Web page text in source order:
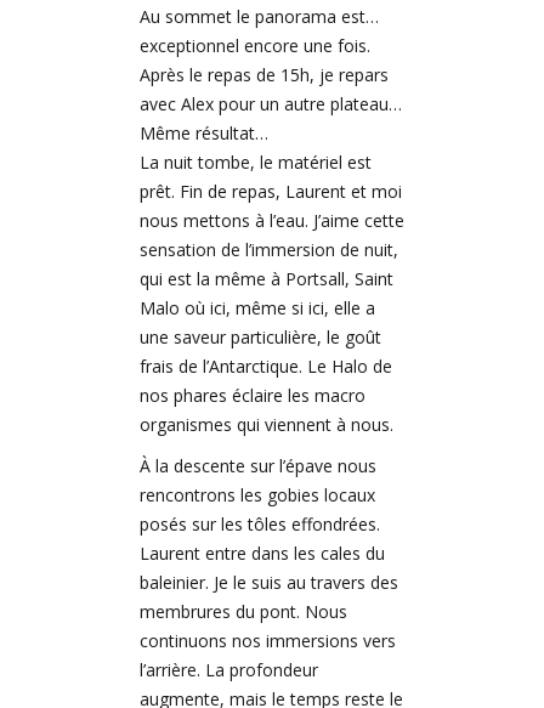
Au sommet le panorama est…
exceptionnel encore une fois.
Après le repas de 15h, je repars
avec Alex pour un autre plateau…
Même résultat…
La nuit tombe, le matériel est
prêt. Fin de repas, Laurent et moi
nous mettons à l’eau. J’aime cette
sensation de l’immersion de nuit,
qui est la même à Portsall, Saint
Malo où ici, même si ici, elle a
une saveur particulière, le goût
frais de l’Antarctique. Le Halo de
nos phares éclaire les macro
organismes qui viennent à nous.
À la descente sur l’épave nous
rencontrons les gobies locaux
posés sur les tôles effondrées.
Laurent entre dans les cales du
baleinier. Je le suis au travers des
membrures du pont. Nous
continuons nos immersions vers
l’arrière. La profondeur
augmente, mais le temps reste le